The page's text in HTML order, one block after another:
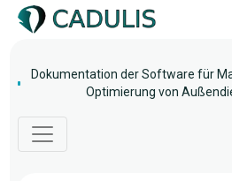
Dokumentation der Software für
Optimierung von